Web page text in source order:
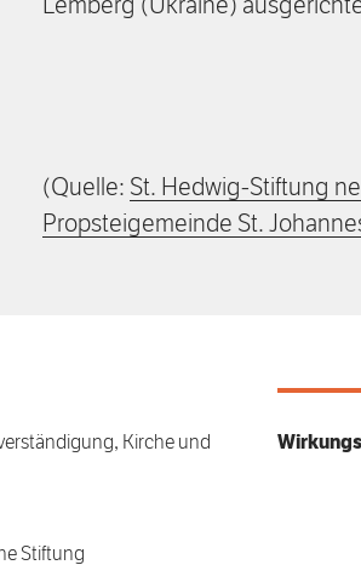
Lemberg (Ukraine)
(Quelle: St. Hedwig-Stiftung
Propsteigemeinde St.
Kirche und
Stiftung